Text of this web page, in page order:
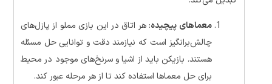
معماهای پیچیده: هر اتاق در این بازی مملو از پازل‌های
چالش‌برانگیز است که نیازمند دقت و توانایی حل مسئله
هستند. بازیکن باید از اشیا و سرنخ‌های موجود در محیط
برای حل معماها استفاده کند تا از هر مرحله عبور کند​.